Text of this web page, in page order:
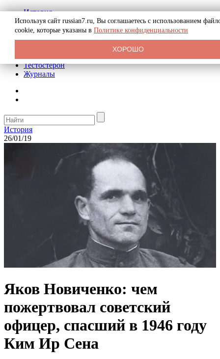
История
Биография
Криминал
Реклама на сайте
Тестостерон
Журналы
История
26/01/19
Яков Новиченко: чем
пожертвовал советский
офицер, спасший в 1946 году
Ким Ир Сена
Используя сайт russian7.ru, Вы соглашаетесь с использованием
cookie, которые указаны в Политике конфиденциальности
ХОРОШО